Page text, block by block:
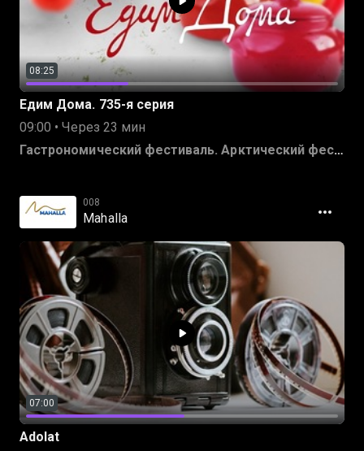
08:25
Едим Дома. 735-я серия
09:00 • Через 23 мин
Гастрономический фестиваль. Арктический фестиваль Териберка
008
Mahalla
07:00
Adolat